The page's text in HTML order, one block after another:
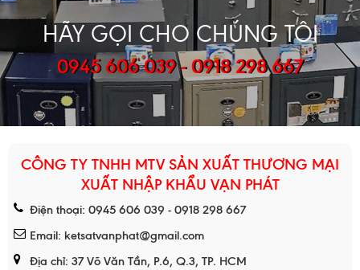
HÃY GỌI CHO CHÚNG TÔI
0945 606 039 - 0918 298 667
CÔNG TY TNHH MTV SẢN XUẤT THƯƠNG MẠI
XUẤT NHẬP KHẨU VẠN PHÁT
Điện thoại: 0945 606 039 - 0918 298 667
Email: ketsatvanphat@gmail.com
Địa chỉ: 37 Võ Văn Tần, P.6, Q.3, TP. HCM